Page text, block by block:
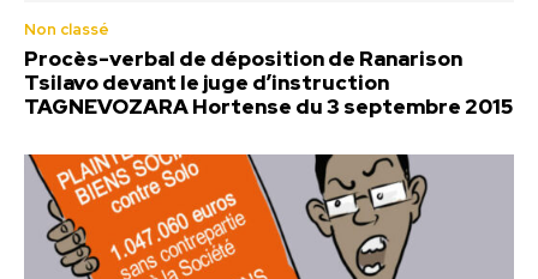
Non classé
Procès-verbal de déposition de Ranarison
Tsilavo devant le juge d’instruction
TAGNEVOZARA Hortense du 3 septembre 2015